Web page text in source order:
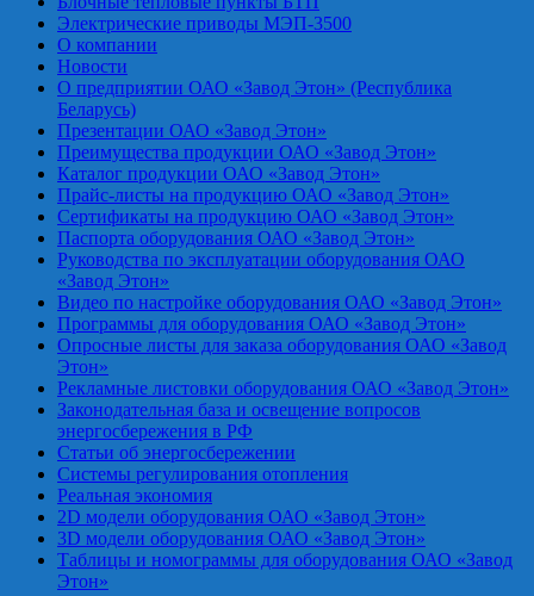
Электрические приводы МЭП-3500
О компании
Новости
О предприятии ОАО «Завод Этон» (Республика
Беларусь)
Презентации ОАО «Завод Этон»
Преимущества продукции ОАО «Завод Этон»
Каталог продукции ОАО «Завод Этон»
Прайс-листы на продукцию ОАО «Завод Этон»
Сертификаты на продукцию ОАО «Завод Этон»
Паспорта оборудования ОАО «Завод Этон»
Руководства по эксплуатации оборудования ОАО
«Завод Этон»
Видео по настройке оборудования ОАО «Завод Этон»
Программы для оборудования ОАО «Завод Этон»
Опросные листы для заказа оборудования ОАО «Завод
Этон»
Рекламные листовки оборудования ОАО «Завод Этон»
Законодательная база и освещение вопросов
энергосбережения в РФ
Статьи об энергосбережении
Системы регулирования отопления
Реальная экономия
2D модели оборудования ОАО «Завод Этон»
3D модели оборудования ОАО «Завод Этон»
Таблицы и номограммы для оборудования ОАО «Завод
Этон»